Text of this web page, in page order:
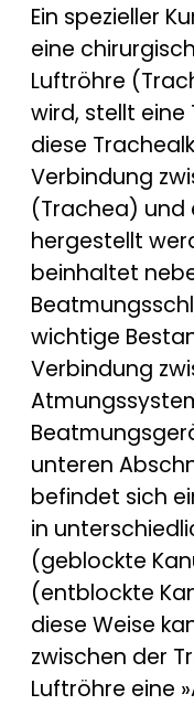
Ein spezieller
eine
Luftröhre
wird, stellt eine
diese
Verbindung
(Trachea) und
hergestellt
beinhaltet
wichtige
Verbindung
unteren
befindet sich
in
(geblockte
(entblockte
diese Weise
zwischen der
Luftröhre eine